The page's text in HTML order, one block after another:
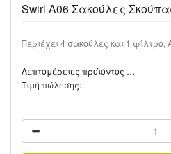
Swirl A06 Σακούλες
Περιέχει 4 σακούλες και 1 φίλτρο,
Λεπτομέρειες προϊόντος …
Τιμή πώλησης: